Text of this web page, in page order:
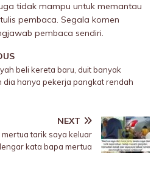
tidak mampu untuk memantau
pembaca. Segala komen
pembaca sendiri.
beli kereta baru, duit banyak
dia hanya pekerja pangkat rendah
NEXT
tarik saya keluar
kata bapa mertua